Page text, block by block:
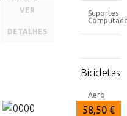
VER
DETALHES
67,49 €
67,47 €
58,50 €
Suportes
Bicicletas
Aero